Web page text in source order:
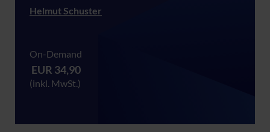
Helmut Schuster
On-Demand
EUR 34,90
(inkl. MwSt.)